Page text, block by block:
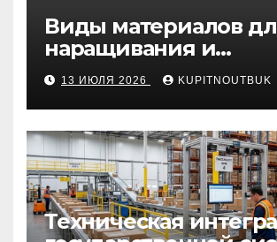
Виды материалов
наращивания и
моделирования
13 ИЮЛЯ 2026 KUPITNOUTBUK
Техническая